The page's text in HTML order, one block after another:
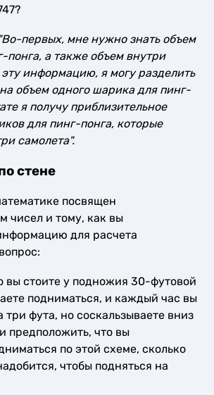
первых, мне нужно знать объем
понга, а также объем внутри
информацию, я могу разделить
объем одного шарика для пинг-
я получу приблизительное
для пинг-понга, которые
самолета".
стене
посвящен
чисел и тому, как вы
для расчета
вы стоите у подножия 30-футовой
подниматься, и каждый час вы
три фута, но соскальзываете вниз
предположить, что вы
по этой схеме, сколько
чтобы подняться на